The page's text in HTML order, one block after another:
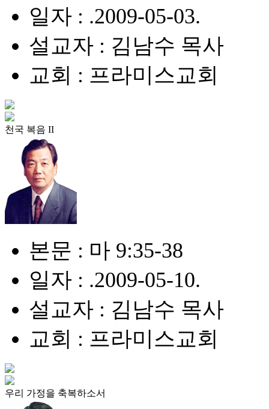
일자 : .2009-05-03.
설교자 : 김남수 목사
교회 : 프라미스교회
천국 복음 II
본문 : 마 9:35-38
일자 : .2009-05-10.
설교자 : 김남수 목사
교회 : 프라미스교회
우리 가정을 축복하소서